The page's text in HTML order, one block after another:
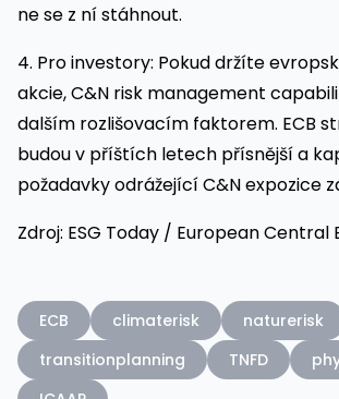
ne se z ní stáhnout.
4. Pro investory: Pokud držíte
akcie, C&N risk management
dalším rozlišovacím faktorem. ECB
budou v příštích letech přísnější a
požadavky odrážející C&N expozice
Zdroj: ESG Today / European Central
ECB climaterisk naturerisk
transitionplanning
TNFD